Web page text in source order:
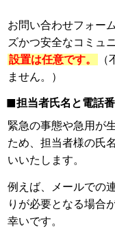
お問い合わせフォー
ズかつ安全なコミュ
設置は任意です。
ません。）
担当者氏名と電話
緊急の事態や急用が
ため、担当者様の氏
いいたします。
例えば、メールでの
りが必要となる場合
幸いです。